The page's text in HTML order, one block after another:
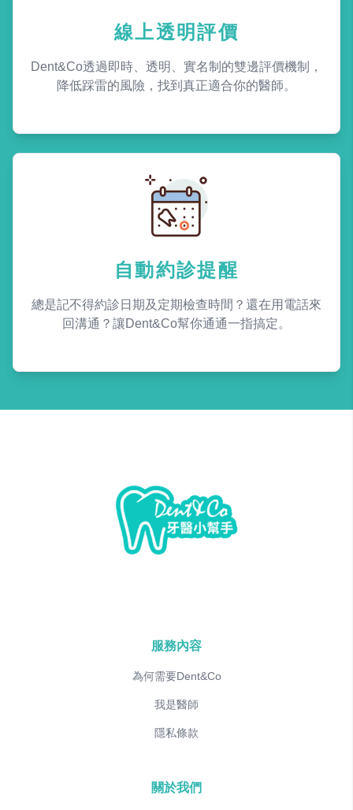
線上透明評價
Dent&Co透過即時、透明、實名制的雙邊評價機制，
降低踩雷的風險，找到真正適合你的醫師。
自動約診提醒
總是記不得約診日期及定期檢查時間？還在用電話來
回溝通？讓Dent&Co幫你通通一指搞定。
服務內容
為何需要Dent&Co
我是醫師
隱私條款
關於我們